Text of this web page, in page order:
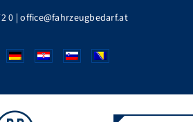
0 |office@fahrzeugbedarf.at